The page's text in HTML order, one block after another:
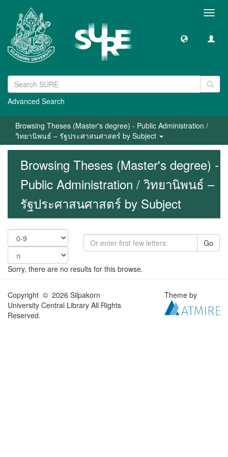
Advanced Search
Browsing Theses (Master's degree) - Public Administration /
วิทยานิพนธ์ – รัฐประศาสนศาสตร์ by Subject
Browsing Theses (Master's degree) -
Public Administration / วิทยานิพนธ์ –
รัฐประศาสนศาสตร์ by Subject
Go
Sorry, there are no results for this browse.
Copyright © 2026 Silpakorn
University Central Library All Rights
Reserved.
Theme by